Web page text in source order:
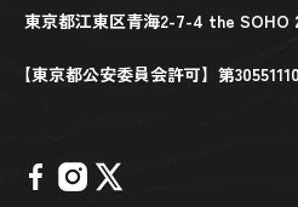
東京都江東区青海2-7-4 the SOHO
【東京都公安委員会許可】第